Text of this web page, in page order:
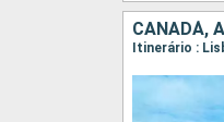
CANADÁ,